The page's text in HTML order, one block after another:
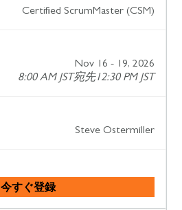
Certified ScrumMaster (CSM)
Nov 16 - 19, 2026
8:00 AM JST宛先12:30 PM JST
Steve Ostermiller
今すぐ登録